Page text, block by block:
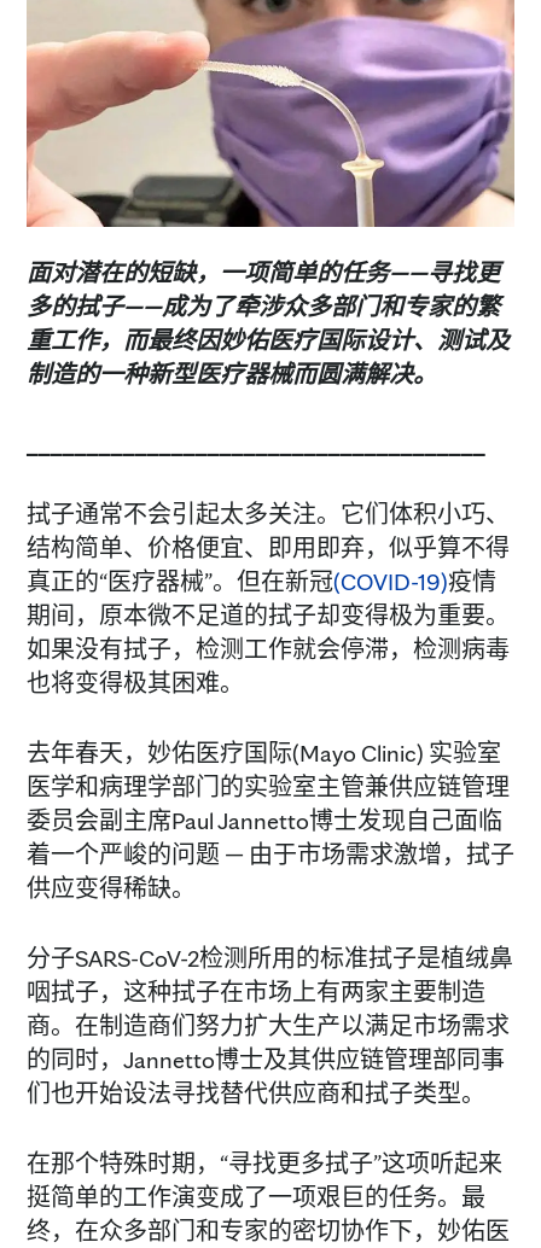
面对潜在的短缺，一项简单的任务——寻找更
多的拭子——成为了牵涉众多部门和专家的繁
重工作，而最终因妙佑医疗国际设计、测试及
制造的一种新型医疗器械而圆满解决。
拭子通常不会引起太多关注。它们体积小巧、
结构简单、价格便宜、即用即弃，似乎算不得
真正的“医疗器械”。但在新冠(COVID-19)疫情
期间，原本微不足道的拭子却变得极为重要。
如果没有拭子，检测工作就会停滞，检测病毒
也将变得极其困难。
去年春天，妙佑医疗国际(Mayo Clinic) 实验室
医学和病理学部门的实验室主管兼供应链管理
委员会副主席Paul Jannetto博士发现自己面临
着一个严峻的问题 — 由于市场需求激增，拭子
供应变得稀缺。
分子SARS-CoV-2检测所用的标准拭子是植绒鼻
咽拭子，这种拭子在市场上有两家主要制造
商。在制造商们努力扩大生产以满足市场需求
的同时，Jannetto博士及其供应链管理部同事
们也开始设法寻找替代供应商和拭子类型。
在那个特殊时期，“寻找更多拭子”这项听起来
挺简单的工作演变成了一项艰巨的任务。最
终，在众多部门和专家的密切协作下，妙佑医